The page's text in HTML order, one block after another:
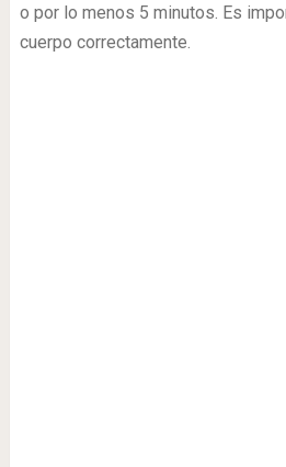
o por lo menos 5 minutos. Es
cuerpo correctamente.